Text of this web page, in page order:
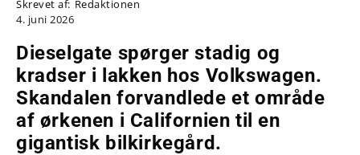
Skrevet af: Redaktionen
4. juni 2026
Dieselgate spørger stadig og
kradser i lakken hos Volkswagen.
Skandalen forvandlede et område
af ørkenen i Californien til en
gigantisk bilkirkegård.